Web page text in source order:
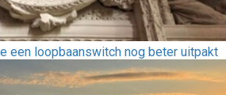
een loopbaanswitch nog beter uitpakt